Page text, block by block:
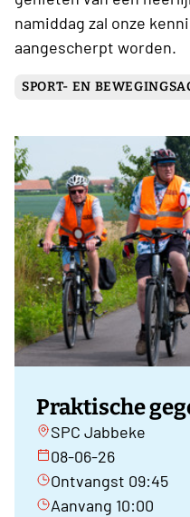
namiddag zal onze
aangescherpt worden.
SPORT- EN
Praktische
SPC Jabbeke
08-06-26
Ontvangst 09:45
Aanvang 10:00